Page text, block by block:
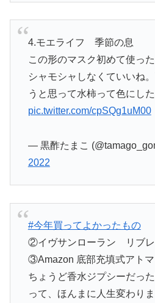
4.モエライフ 季節の息
この形のマスク初めて使っ
シャモシャしなくていいね
うと思って水柿って色にした
pic.twitter.com/cpSQg1uM00
— 黒酢たまこ
2022
#今年買ってよかったもの
②イヴサンローラン リブレ
③Amazon 底部充填式アト
ちょうど香水ジプシーだっ
って、ほんまに人生変わり